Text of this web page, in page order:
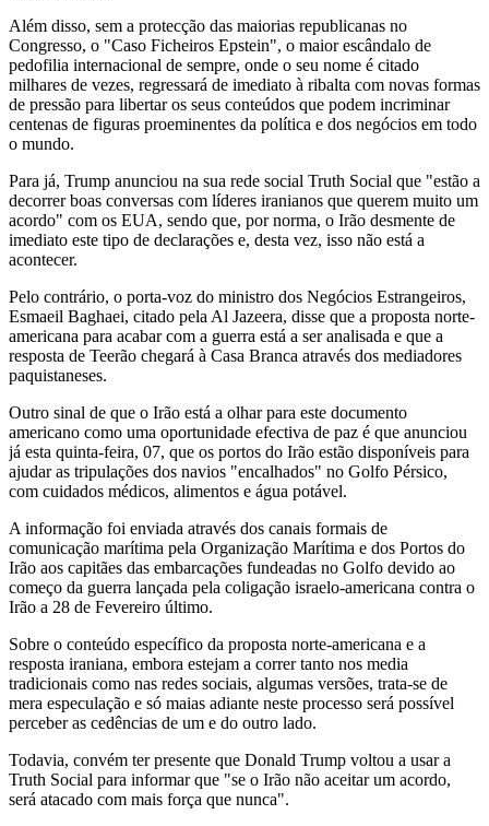
Além disso, sem a protecção das maiorias republicanas no
Congresso, o "Caso Ficheiros Epstein", o maior escândalo de
pedofilia internacional de sempre, onde o seu nome é citado
milhares de vezes, regressará de imediato à ribalta com novas formas
de pressão para libertar os seus conteúdos que podem incriminar
centenas de figuras proeminentes da política e dos negócios em todo
o mundo.
Para já, Trump anunciou na sua rede social Truth Social que "estão a
decorrer boas conversas com líderes iranianos que querem muito um
acordo" com os EUA, sendo que, por norma, o Irão desmente de
imediato este tipo de declarações e, desta vez, isso não está a
acontecer.
Pelo contrário, o porta-voz do ministro dos Negócios Estrangeiros,
Esmaeil Baghaei, citado pela Al Jazeera, disse que a proposta norte-
americana para acabar com a guerra está a ser analisada e que a
resposta de Teerão chegará à Casa Branca através dos mediadores
paquistaneses.
Outro sinal de que o Irão está a olhar para este documento
americano como uma oportunidade efectiva de paz é que anunciou
já esta quinta-feira, 07, que os portos do Irão estão disponíveis para
ajudar as tripulações dos navios "encalhados" no Golfo Pérsico,
com cuidados médicos, alimentos e água potável.
A informação foi enviada através dos canais formais de
comunicação marítima pela Organização Marítima e dos Portos do
Irão aos capitães das embarcações fundeadas no Golfo devido ao
começo da guerra lançada pela coligação israelo-americana contra o
Irão a 28 de Fevereiro último.
Sobre o conteúdo específico da proposta norte-americana e a
resposta iraniana, embora estejam a correr tanto nos media
tradicionais como nas redes sociais, algumas versões, trata-se de
mera especulação e só maias adiante neste processo será possível
perceber as cedências de um e do outro lado.
Todavia, convém ter presente que Donald Trump voltou a usar a
Truth Social para informar que "se o Irão não aceitar um acordo,
será atacado com mais força que nunca".